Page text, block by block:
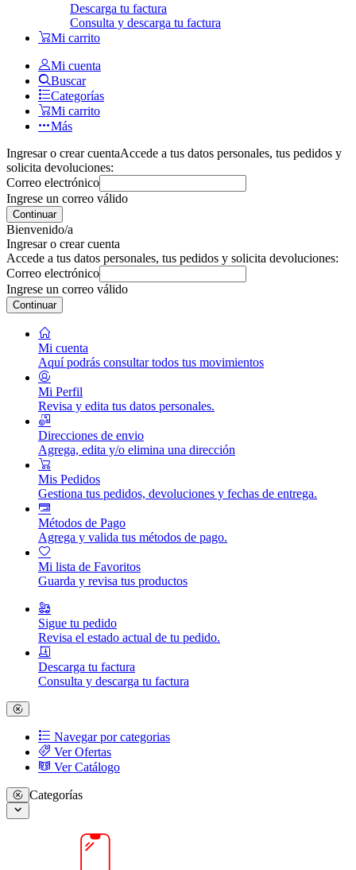
Descarga tu factura
Consulta y descarga tu factura
Mi carrito
Mi cuenta
Buscar
Categorías
Mi carrito
Más
Ingresar o crear cuentaAccede a tus datos personales, tus pedidos y
solicita devoluciones:
Correo electrónico
Ingrese un correo válido
Continuar
Bienvenido/a
Ingresar o crear cuenta
Accede a tus datos personales, tus pedidos y solicita devoluciones:
Correo electrónico
Ingrese un correo válido
Continuar
Mi cuenta
Aquí podrás consultar todos tus movimientos
Mi Perfil
Revisa y edita tus datos personales.
Direcciones de envio
Agrega, edita y/o elimina una dirección
Mis Pedidos
Gestiona tus pedidos, devoluciones y fechas de entrega.
Métodos de Pago
Agrega y valida tus métodos de pago.
Mi lista de Favoritos
Guarda y revisa tus productos
Sigue tu pedido
Revisa el estado actual de tu pedido.
Descarga tu factura
Consulta y descarga tu factura
Navegar por categorias
Ver Ofertas
Ver Catálogo
Categorías